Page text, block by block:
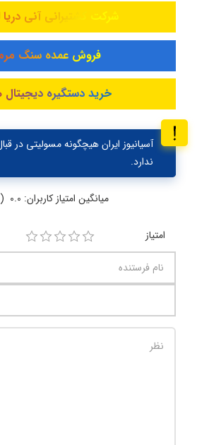
شرکت کشتیرانی آنی
فروش عمده سنگ
خرید دستگیره
آسیانیوز ایران هیچگونه مسولیتی در
ندارد.
میانگین امتیاز کاربران: 0.0 (0 رای)
امتیاز